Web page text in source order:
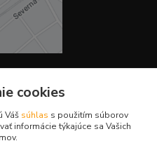
cookies
Váš súhlas s použitím súborov
informácie týkajúce sa Vašich